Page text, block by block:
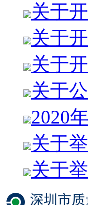
关于
关于
关于
关于
2020
关于
关于